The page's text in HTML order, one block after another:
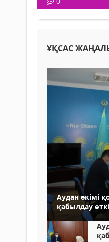
ҰҚСАС
Аудан әкімі
қабылдау